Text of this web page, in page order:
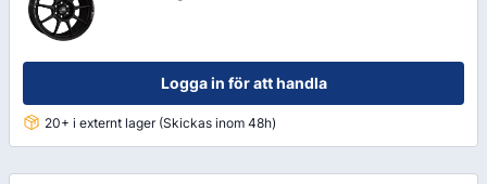
Logga in för att handla
20+ i externt lager (Skickas inom 48h)